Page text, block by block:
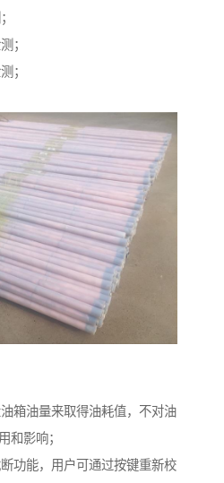
；
；
箱油量来取得油耗值，不对油
和影响；
功能，用户可通过按键重新校